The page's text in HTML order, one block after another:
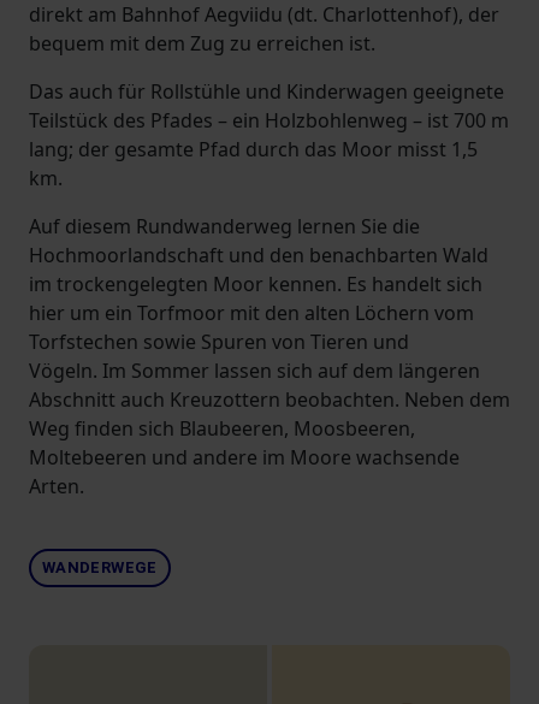
direkt am Bahnhof Aegviidu (dt. Charlottenhof), der
bequem mit dem Zug zu erreichen ist.
Das auch für Rollstühle und Kinderwagen geeignete
Teilstück des Pfades – ein Holzbohlenweg – ist 700 m
lang; der gesamte Pfad durch das Moor misst 1,5
km.
Auf diesem Rundwanderweg lernen Sie die
Hochmoorlandschaft und den benachbarten Wald
im trockengelegten Moor kennen. Es handelt sich
hier um ein Torfmoor mit den alten Löchern vom
Torfstechen sowie Spuren von Tieren und
Vögeln. Im Sommer lassen sich auf dem längeren
Abschnitt auch Kreuzottern beobachten. Neben dem
Weg finden sich Blaubeeren, Moosbeeren,
Moltebeeren und andere im Moore wachsende
Arten.
WANDERWEGE